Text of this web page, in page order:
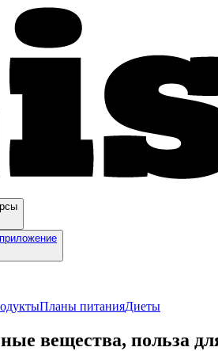
Планы питанияДиеты
вещества, польза